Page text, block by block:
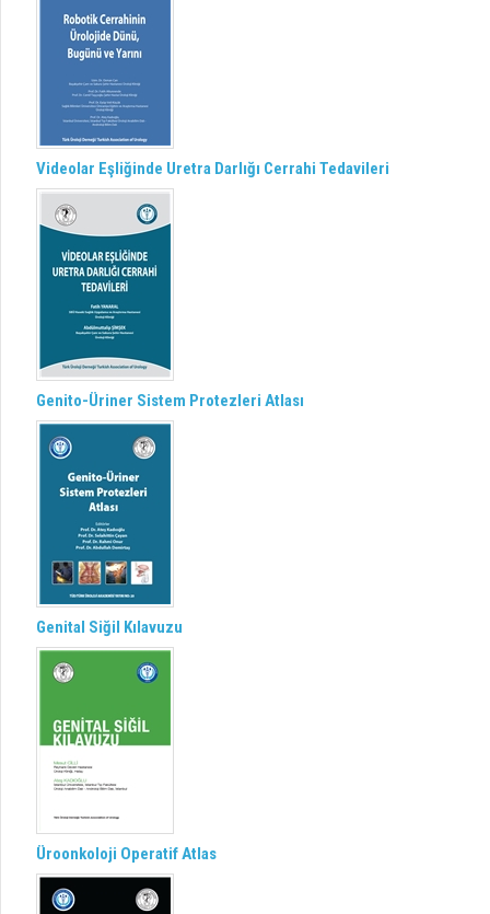
Videolar Eşliğinde Uretra Darlığı Cerrahi Tedavileri
Genito-Üriner Sistem Protezleri Atlası
Genital Siğil Kılavuzu
Üroonkoloji Operatif Atlas